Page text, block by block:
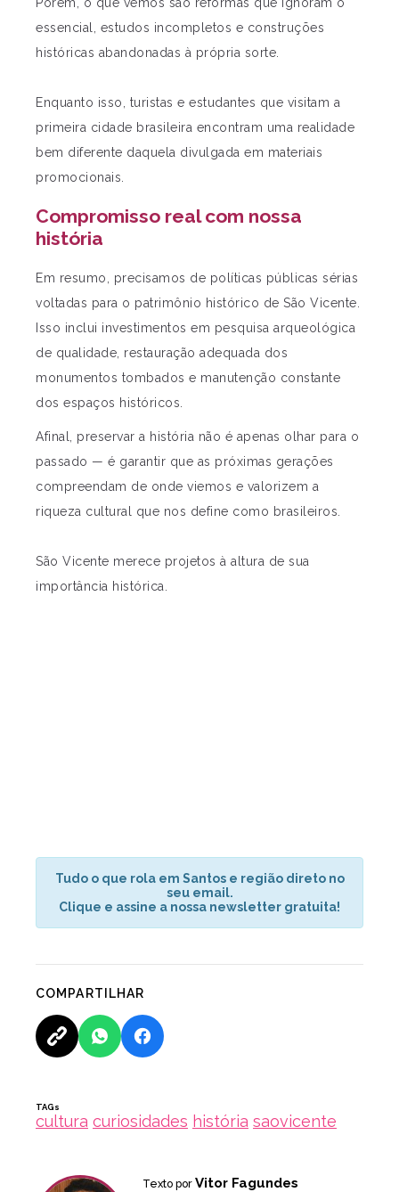
essencial, estudos incompletos e construções
históricas abandonadas à própria sorte.
Enquanto isso, turistas e estudantes que visitam a
primeira cidade brasileira encontram uma realidade
bem diferente daquela divulgada em materiais
promocionais.
Compromisso real com nossa
história
Em resumo, precisamos de políticas públicas sérias
voltadas para o patrimônio histórico de São Vicente.
Isso inclui investimentos em pesquisa arqueológica
de qualidade, restauração adequada dos
monumentos tombados e manutenção constante
dos espaços históricos.
Afinal, preservar a história não é apenas olhar para o
passado — é garantir que as próximas gerações
compreendam de onde viemos e valorizem a
riqueza cultural que nos define como brasileiros.
São Vicente merece projetos à altura de sua
importância histórica.
Tudo o que rola em Santos e região direto no
seu email.
Clique e assine a nossa newsletter gratuita!
COMPARTILHAR
TAGs
cultura curiosidades história saovicente
Texto por Vitor Fagundes